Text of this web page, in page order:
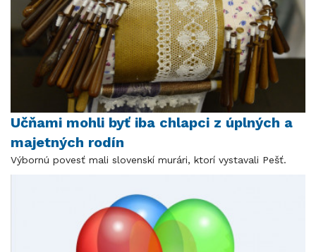
Učňami mohli byť iba chlapci z úplných a
majetných rodín
Výbornú povesť mali slovenskí murári, ktorí vystavali Pešť.